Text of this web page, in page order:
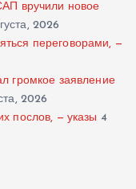
вручили новое
2026
переговорами, —
громкое заявление
2026
послов, — указы 4